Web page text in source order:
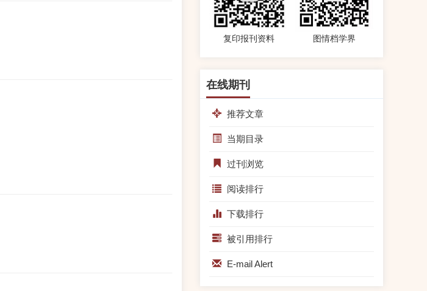
暑假放假通知
2024-07-26
编辑部暑假放假通知
编辑部放假通知
2023-01-13
编辑部临时调整为居家办公
2022-12-12
第六届中国学术评价高峰论坛直播公告
2022-11-29
第六届中国学术评价高峰论坛（2022 北
外嘉宾线上参会）
2022-11-02
复印报刊资料 图情档学界
在线期刊
推荐文章
当期目录
过刊浏览
阅读排行
下载排行
被引用排行
E-mail Alert